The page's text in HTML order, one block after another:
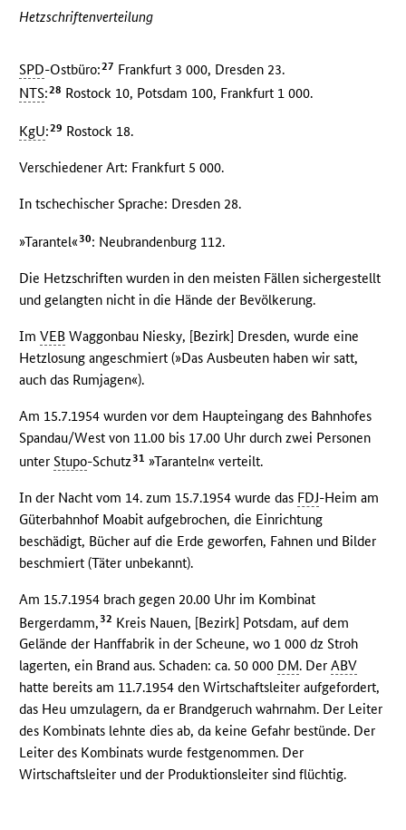
Hetzschriftenverteilung
SPD-Ostbüro:27 Frankfurt 3 000, Dresden 23.
NTS:28 Rostock 10, Potsdam 100, Frankfurt 1 000.
KgU:29 Rostock 18.
Verschiedener Art: Frankfurt 5 000.
In tschechischer Sprache: Dresden 28.
»Tarantel« 30: Neubrandenburg 112.
Die Hetzschriften wurden in den meisten Fällen sichergestellt
und gelangten nicht in die Hände der Bevölkerung.
ImVEB Waggonbau Niesky, [Bezirk] Dresden, wurde eine
Hetzlosung angeschmiert (»Das Ausbeuten haben wir satt,
auch das Rumjagen«).
Am 15.7.1954 wurden vor dem Haupteingang des Bahnhofes
Spandau/West von 11.00 bis 17.00 Uhr durch zwei Personen
unterStupo-Schutz 31 »Taranteln« verteilt.
In der Nacht vom 14. zum 15.7.1954 wurde das FDJ-Heim am
Güterbahnhof Moabit aufgebrochen, die Einrichtung
beschädigt, Bücher auf die Erde geworfen, Fahnen und Bilder
beschmiert (Täter unbekannt).
Am 15.7.1954 brach gegen 20.00 Uhr im Kombinat
Bergerdamm,32 Kreis Nauen, [Bezirk] Potsdam, auf dem
Gelände der Hanffabrik in der Scheune, wo 1 000 dz Stroh
lagerten, ein Brand aus. Schaden: ca. 50 000 DM. DerABV
hatte bereits am 11.7.1954 den Wirtschaftsleiter aufgefordert,
das Heu umzulagern, da er Brandgeruch wahrnahm. Der Leiter
des Kombinats lehnte dies ab, da keine Gefahr bestünde. Der
Leiter des Kombinats wurde festgenommen. Der
Wirtschaftsleiter und der Produktionsleiter sind flüchtig.